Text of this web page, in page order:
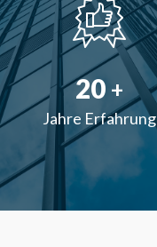
20 +
Jahre Erfahrung